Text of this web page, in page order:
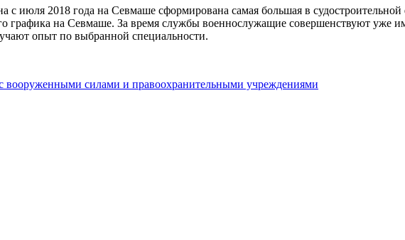
июля 2018 года на Севмаше сформирована самая большая в судостроительной
графика на Севмаше. За время службы военнослужащие совершенствуют уже
опыт по выбранной специальности.
вооруженными силами и правоохранительными учреждениями